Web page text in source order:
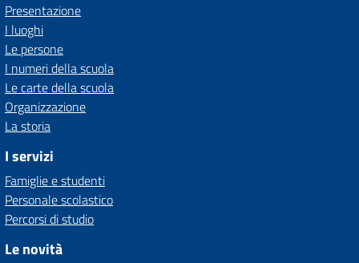
Presentazione
I luoghi
Le persone
I numeri della scuola
Le carte della scuola
Organizzazione
La storia
I servizi
Famiglie e studenti
Personale scolastico
Percorsi di studio
Le novità